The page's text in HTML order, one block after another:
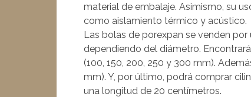
material de embalaje. Asimismo, su
como aislamiento térmico y acústico.
Las bolas de porexpan se venden
dependiendo del diámetro.
(100, 150, 200, 250 y 300 mm).
mm). Y, por último, podrá comprar
una longitud de 20 centímetros.